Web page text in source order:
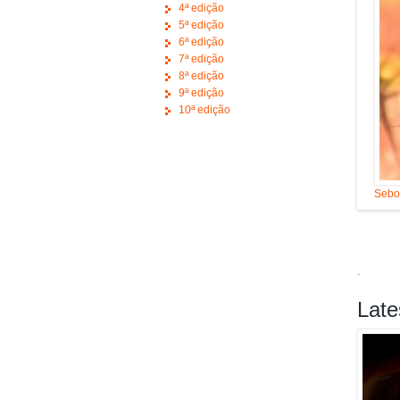
.
4ª edição
5ª edição
6ª edição
7ª edição
8ª edição
9ª edição
10ª edição